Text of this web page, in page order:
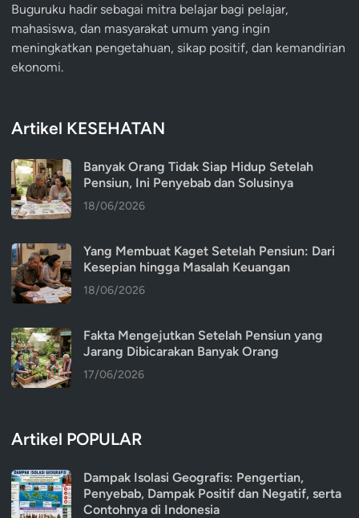
Buguruku hadir sebagai mitra belajar bagi pelajar,
mahasiswa, dan masyarakat umum yang ingin
meningkatkan pengetahuan, sikap positif, dan kemandirian
ekonomi.
Artikel KESEHATAN
Banyak Orang Tidak Siap Hidup Setelah
Pensiun, Ini Penyebab dan Solusinya
18/06/2026
Yang Membuat Kaget Setelah Pensiun: Dari
Kesepian hingga Masalah Keuangan
18/06/2026
Fakta Mengejutkan Setelah Pensiun yang
Jarang Dibicarakan Banyak Orang
17/06/2026
Artikel POPULAR
Dampak Isolasi Geografis: Pengertian,
Penyebab, Dampak Positif dan Negatif, serta
Contohnya di Indonesia